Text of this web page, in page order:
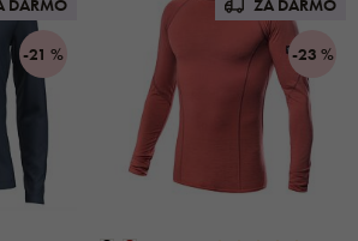
DARMO
-21 %
ZA DARMO
-23 %